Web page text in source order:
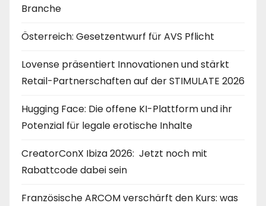
Branche
Österreich: Gesetzentwurf für AVS Pflicht
Lovense präsentiert Innovationen und stärkt
Retail-Partnerschaften auf der STIMULATE 2026
Hugging Face: Die offene KI-Plattform und ihr
Potenzial für legale erotische Inhalte
CreatorConX Ibiza 2026: Jetzt noch mit
Rabattcode dabei sein
Französische ARCOM verschärft den Kurs: was